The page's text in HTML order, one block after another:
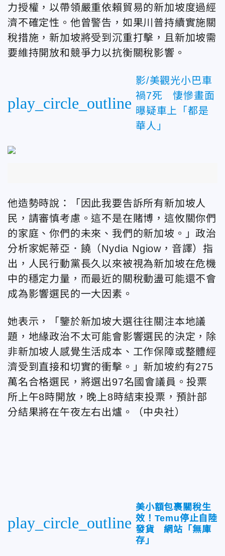
力授權，以帶領嚴重依賴貿易的新加坡度過經
濟不確定性。他曾警告，如果川普持續實施關
稅措施，新加坡將受到沉重打擊，且新加坡需
要維持開放和競爭力以抗衡關稅影響。
play_circle_outline
影/美觀光小巴車
禍7死 悽慘畫面
曝疑車上「都是
華人」
他造勢時說：「因此我要告訴所有新加坡人
民，請審慎考慮。這不是在賭博，這攸關你們
的家庭、你們的未來、我們的新加坡。」政治
分析家妮蒂亞．饒（Nydia Ngiow，音譯）指
出，人民行動黨長久以來被視為新加坡在危機
中的穩定力量，而最近的關稅動盪可能還不會
成為影響選民的一大因素。
她表示，「鑒於新加坡大選往往關注本地議
題，地緣政治不太可能會影響選民的決定，除
非新加坡人感覺生活成本、工作保障或整體經
濟受到直接和切實的衝擊。」新加坡約有275
萬名合格選民，將選出97名國會議員。投票
所上午8時開放，晚上8時結束投票，預計部
分結果將在午夜左右出爐。（中央社）
play_circle_outline
美小額包裹關稅生
效！Temu停止自陸
發貨 網站「無庫
存」